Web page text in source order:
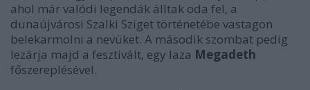
ahol már valódi legendák álltak oda fel, a
dunaújvárosi Szalki Sziget történetébe vastagon
belekarmolni a nevüket. A második szombat pedig
lezárja majd a fesztivált, egy laza Megadeth
főszereplésével.